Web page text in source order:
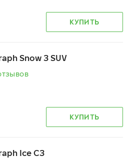
КУПИТЬ
Snow 3 SUV
КУПИТЬ
Ice C3